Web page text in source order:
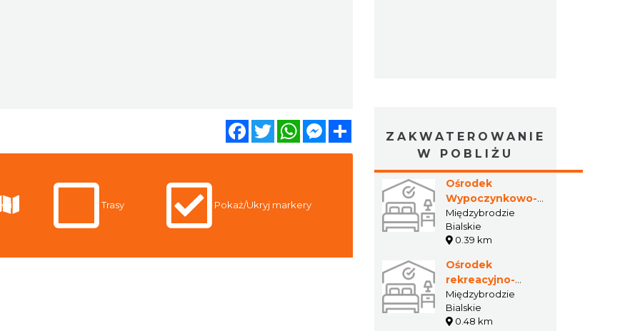
FacebookTwitterWhatsAppMessenger
Trasy Pokaż/Ukryj markery
ZAKWATEROWANIE
W POBLIŻU
Ośrodek
Wypoczynkowo-
Rekreacyjny
Przystań
Międzybrodzie
Bialskie
0.39 km
Ośrodek
rekreacyjno-
turystyczny Miami
Tropic
Międzybrodzie
Bialskie
0.48 km